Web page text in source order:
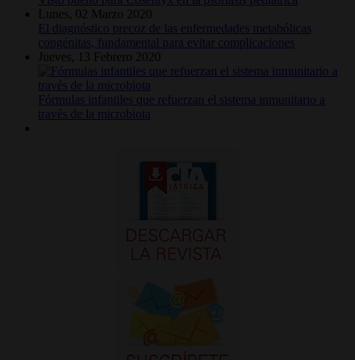
Lunes, 02 Marzo 2020
El diagnóstico precoz de las enfermedades metabólicas
congénitas, fundamental para evitar complicaciones
Jueves, 13 Febrero 2020
Fórmulas infantiles que refuerzan el sistema inmunitario a
través de la microbiota